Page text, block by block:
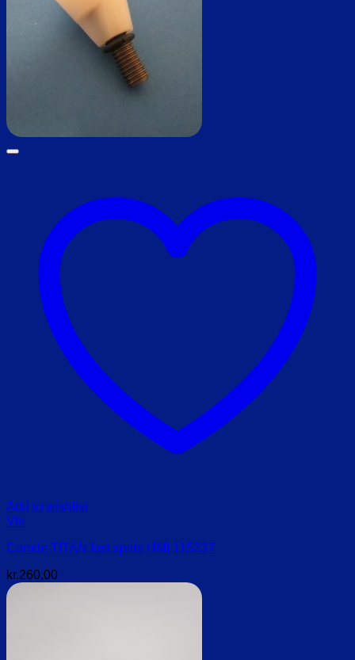
Add to wishlist
Vis
Comde TITAN fast spids HMI 115237
kr.260,00